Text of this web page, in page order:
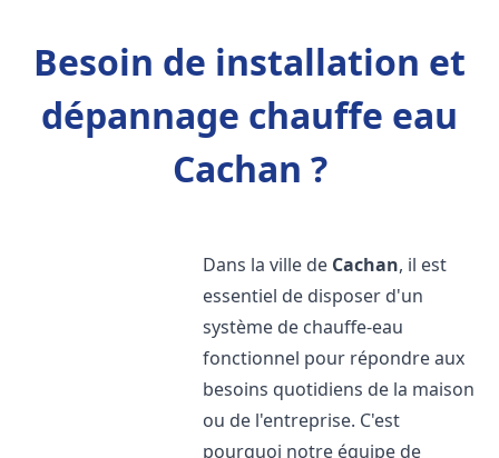
Besoin de installation et
dépannage chauffe eau
Cachan ?
Dans la ville de Cachan, il est
essentiel de disposer d'un
système de chauffe-eau
fonctionnel pour répondre aux
besoins quotidiens de la maison
ou de l'entreprise. C'est
pourquoi notre équipe de